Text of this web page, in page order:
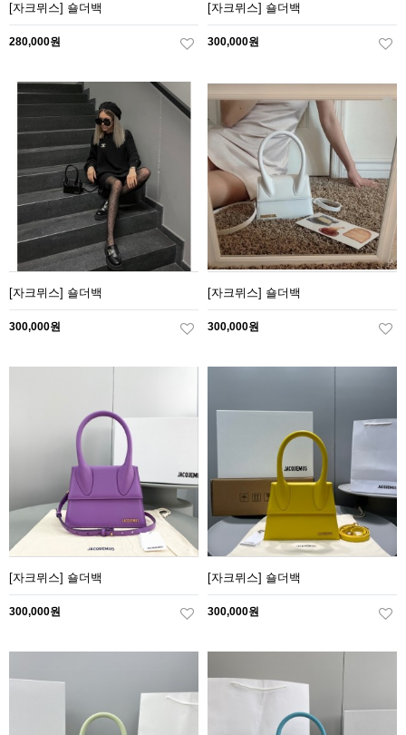
[자크뮈스] 숄더백
280,000원
[자크뮈스] 숄더백
300,000원
[자크뮈스] 숄더백
300,000원
[자크뮈스] 숄더백
300,000원
[자크뮈스] 숄더백
300,000원
[자크뮈스] 숄더백
300,000원